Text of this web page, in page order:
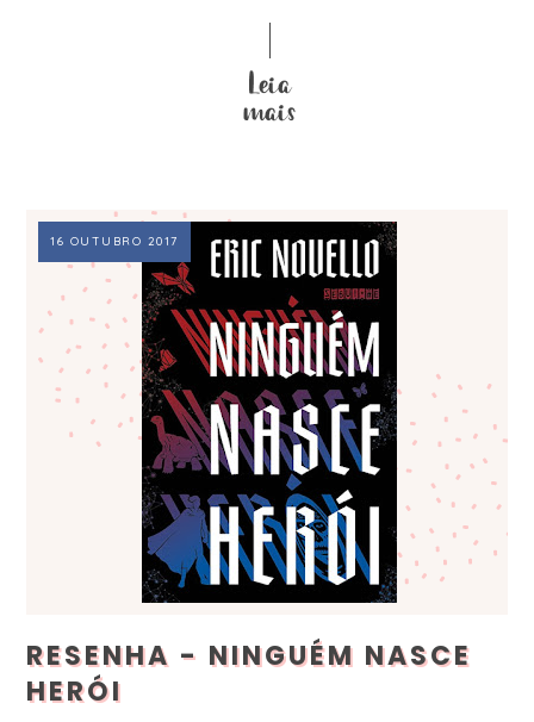
16 OUTUBRO 2017
RESENHA - NINGUÉM NASCE
HERÓI